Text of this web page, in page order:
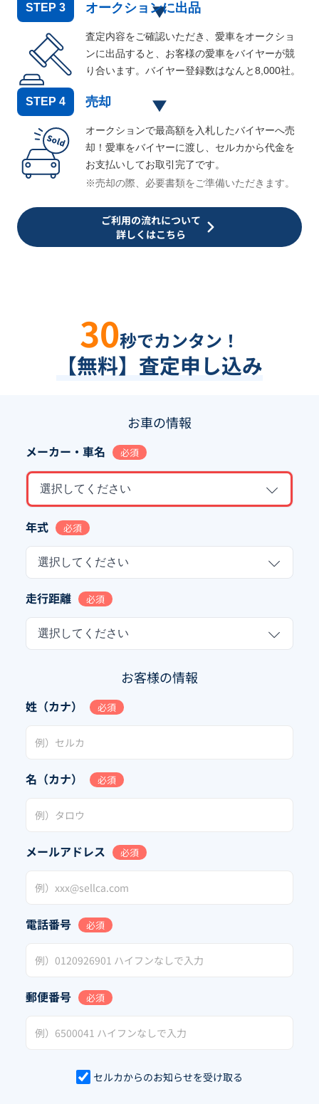
STEP 3 オークションに出品
査定内容をご確認いただき、愛車をオークショ
ンに出品すると、お客様の愛車をバイヤーが競
り合います。バイヤー登録数はなんと8,000社。
STEP 4 売却
オークションで最高額を入札したバイヤーへ売
却！愛車をバイヤーに渡し、セルカから代金を
お支払いしてお取引完了です。
※売却の際、必要書類をご準備いただきます。
ご利用の流れについて
詳しくはこちら
30秒でカンタン！
【無料】査定申し込み
お車の情報
メーカー・車名 必須
選択してください
年式 必須
選択してください
走行距離 必須
選択してください
お客様の情報
姓（カナ） 必須
名（カナ） 必須
メールアドレス 必須
電話番号 必須
郵便番号 必須
セルカからのお知らせを受け取る